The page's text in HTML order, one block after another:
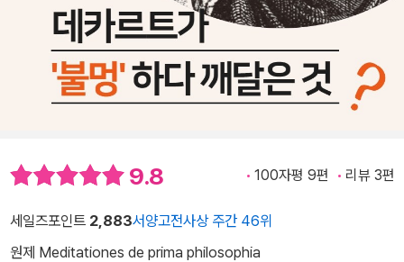
9.8 100자평 9편 리뷰 3편
세일즈포인트 2,883서양고전사상 주간 46위
원제 Meditationes de prima philosophia